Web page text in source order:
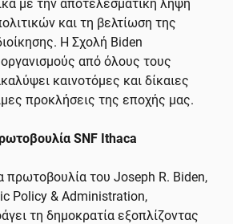
με την αποτελεσματική λήψη
και τη βελτίωση της
Η Σχολή Biden
από όλους τους
καινοτόμες και δίκαιες
προκλήσεις της εποχής μας.
SNF Ithaca
πρωτοβουλία του Joseph R. Biden,
Policy & Administration,
τη δημοκρατία εξοπλίζοντας